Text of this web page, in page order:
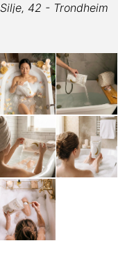
Silje, 42 - Trondheim